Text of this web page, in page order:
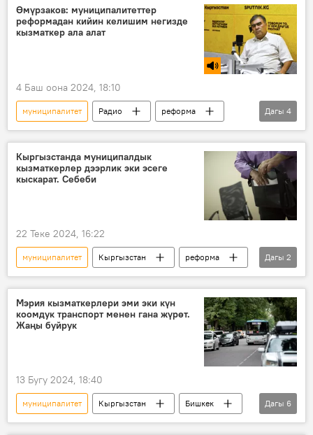
Мыктыбек Өмүрзаков
Өмүрзаков: муниципалитеттер
реформадан кийин келишим негизде
кызматкер ала алат
4 Баш оона 2024, 18:10
муниципалитет Радио
реформа
контракт
мыйзам
өзгөрүү
Дагы 4
Кыргызстанда муниципалдык
кызматкерлер дээрлик эки эсеге
кыскарат. Себеби
22 Теке 2024, 16:22
муниципалитет Кыргызстан
реформа
кыскартуу
Кудайберген Базарбаев
Дагы 2
Мэрия кызматкерлери эми эки күн
коомдук транспорт менен гана жүрөт.
Жаңы буйрук
13 Бугу 2024, 18:40
муниципалитет Кыргызстан
Бишкек
мэрия
тыгын
жол
Дагы 6